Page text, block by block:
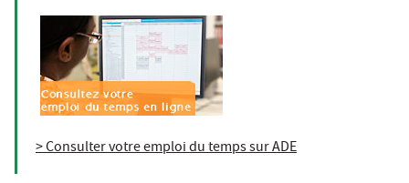
> Consulter votre emploi du temps sur ADE